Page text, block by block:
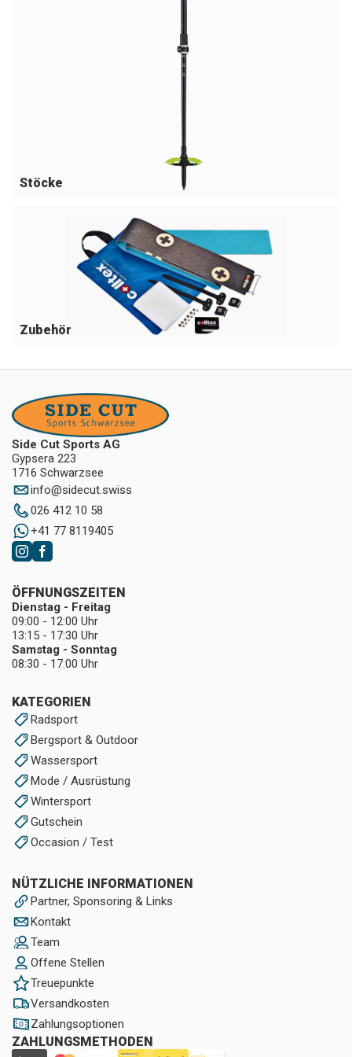
Stöcke
Zubehör
Side Cut Sports AG
Gypsera 223
1716 Schwarzsee
info@sidecut.swiss
026 412 10 58
+41 77 8119405
KATEGORIEN
Radsport
Bergsport & Outdoor
Wassersport
Mode / Ausrüstung
Wintersport
Gutschein
Occasion / Test
NÜTZLICHE INFORMATIONEN
Partner, Sponsoring & Links
Kontakt
Team
Offene Stellen
Treuepunkte
Versandkosten
Zahlungsoptionen
ZAHLUNGSMETHODEN
ÖFFNUNGSZEITEN
Dienstag - Freitag
09:00 - 12:00 Uhr
13:15 - 17:30 Uhr
Samstag - Sonntag
08:30 - 17:00 Uhr